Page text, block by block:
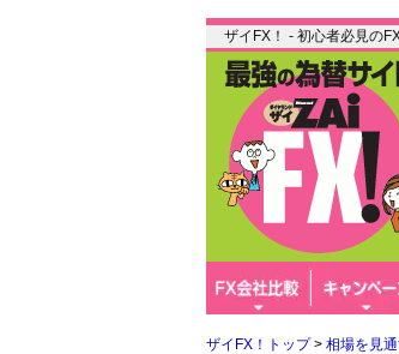
ザイFX！ - 初心者必見の
ザイFX！トップ> 相場を見